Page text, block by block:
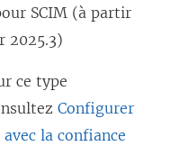
SCIM (à partir
2025.3)
ce type
Configurer
la confiance